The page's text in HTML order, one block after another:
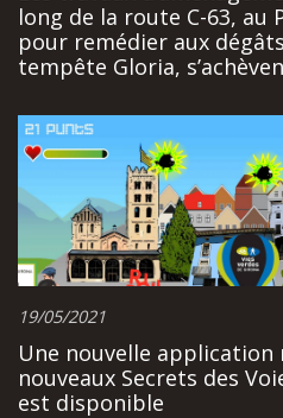
long de la route C-63, au
pour remédier aux
tempête Gloria,
19/05/2021
Une nouvelle application
nouveaux Secrets des
est disponible